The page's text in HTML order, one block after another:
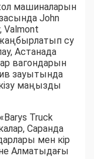
машиналарын
John
Valmont
су
Астанада
вагондарын
зауытында
маңызды
Truck
Саранда
мен кір
Алматыдағы